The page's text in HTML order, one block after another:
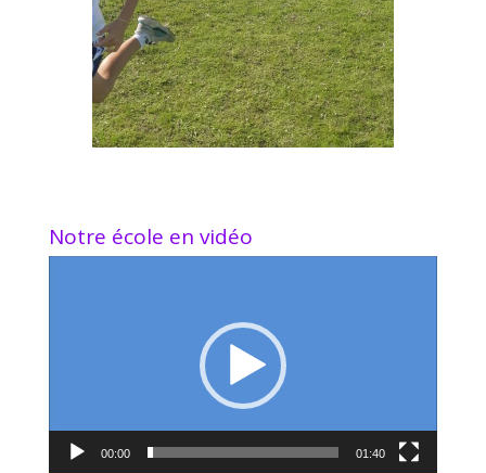
Notre école en vidéo
Lecteur
00:00 01:40